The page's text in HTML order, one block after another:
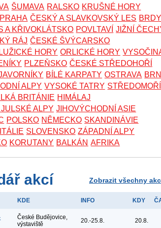
ŠUMAVA RALSKO KRUŠNÉ HORY
PRAHA ČESKÝ A SLAVKOVSKÝ LES BRDY
A KŘIVOKLÁTSKO POVLTAVÍ JIŽNÍ
RÁJ ČESKÉ ŠVÝCARSKO
HORY ORLICKÉ HORY
PLZEŇSKO ČESKÉ STŘEDOHOŘÍ
BÍLÉ KARPATY OSTRAVA
ALPY VYSOKÉ TATRY STŘEDOMOŘÍ
BRITÁNIE HIMÁLAJ
ALPY JIHOVÝCHODNÍ ASIE
POLSKO NĚMECKO SKANDINÁVIE
ITÁLIE SLOVENSKO ZÁPADNÍ ALPY
KORUTANY BALKÁN AFRIKA
akcí Zobrazit všechny
KDE INFO KDY
České Budějovice,
výstaviště
20.-25.8. 20.8.